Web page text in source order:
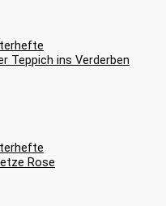
Teppich ins Verderben
Rose